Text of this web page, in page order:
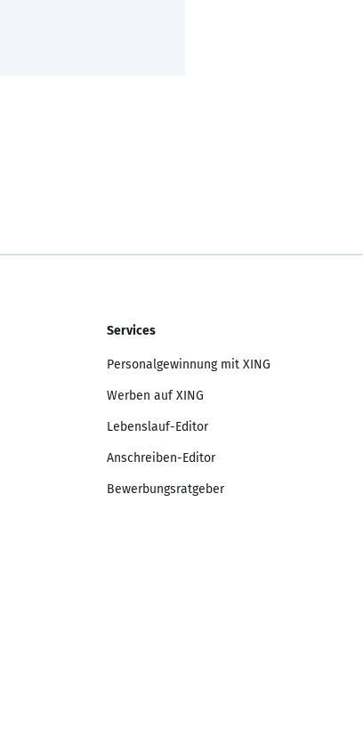
Services
Personalgewinnung mit XING
Werben auf XING
Lebenslauf-Editor
Anschreiben-Editor
Bewerbungsratgeber